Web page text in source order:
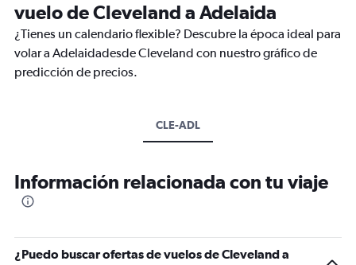
vuelo de Cleveland a Adelaida
¿Tienes un calendario flexible? Descubre la época ideal para
volar a Adelaidadesde Cleveland con nuestro gráfico de
predicción de precios.
CLE-ADL
Información relacionada con tu viaje
¿Puedo buscar ofertas de vuelos de Cleveland a